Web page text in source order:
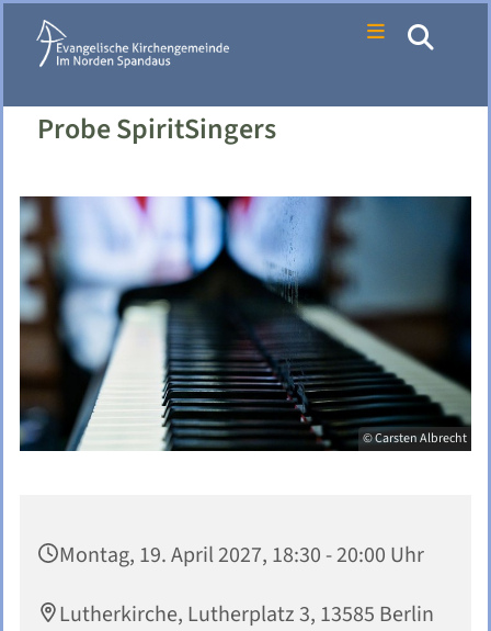
Probe SpiritSingers
© Carsten Albrecht
Montag, 19. April 2027, 18:30 - 20:00 Uhr
Lutherkirche, Lutherplatz 3, 13585 Berlin